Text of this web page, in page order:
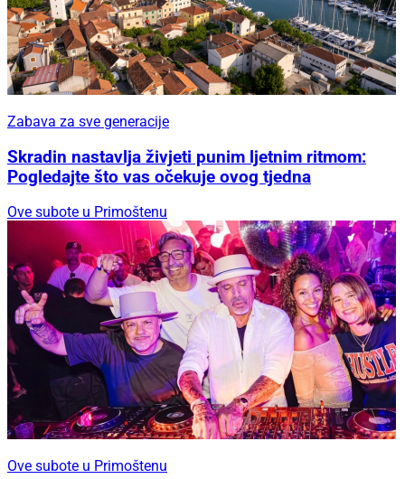
Zabava za sve generacije
Skradin nastavlja živjeti punim ljetnim ritmom:
Pogledajte što vas očekuje ovog tjedna
Ove subote u Primoštenu
Ove subote u Primoštenu